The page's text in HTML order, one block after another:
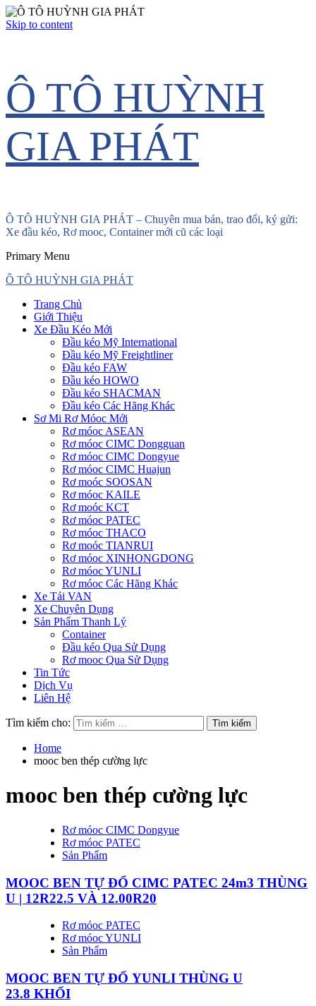
Skip to content
Ô TÔ HUỲNH
GIA PHÁT
Ô TÔ HUỲNH GIA PHÁT – Chuyên mua bán, trao đổi, ký gửi:
Xe đầu kéo, Rơ mooc, Container mới cũ các loại
Primary Menu
Ô TÔ HUỲNH GIA PHÁT
Trang Chủ
Giới Thiệu
Xe Đầu Kéo Mới
Đầu kéo Mỹ International
Đầu kéo Mỹ Freightliner
Đầu kéo FAW
Đầu kéo HOWO
Đầu kéo SHACMAN
Đầu kéo Các Hãng Khác
Sơ Mi Rơ Móoc Mới
Rơ móoc ASEAN
Rơ móoc CIMC Dongguan
Rơ móoc CIMC Dongyue
Rơ móoc CIMC Huajun
Rơ moóc SOOSAN
Rơ móoc KAILE
Rơ moóc KCT
Rơ móoc PATEC
Rơ móoc THACO
Rơ moóc TIANRUI
Rơ móoc XINHONGDONG
Rơ móoc YUNLI
Rơ móoc Các Hãng Khác
Xe Tải VAN
Xe Chuyên Dụng
Sản Phẩm Thanh Lý
Container
Đầu kéo Qua Sử Dụng
Rơ mooc Qua Sử Dụng
Tin Tức
Dịch Vụ
Liên Hệ
Tìm kiếm cho:
Home
mooc ben thép cường lực
mooc ben thép cường lực
Rơ móoc CIMC Dongyue
Rơ móoc PATEC
Sản Phẩm
MOOC BEN TỰ ĐỔ CIMC PATEC 24m3 THÙNG
U | 12R22.5 VÀ 12.00R20
Rơ móoc PATEC
Rơ móoc YUNLI
Sản Phẩm
MOOC BEN TỰ ĐỔ YUNLI THÙNG U
23.8 KHỐI